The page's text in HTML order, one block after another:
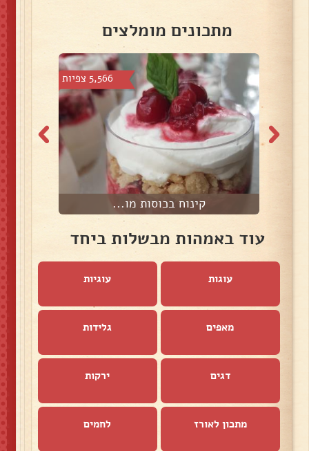
מתכונים מומלצים
5,566 צפיות
קינוח בכוסות מו...
עוד באמהות מבשלות ביחד
עוגות עוגיות
מאפים גלידות
דגים ירקות
מתכון לאורז לחמים